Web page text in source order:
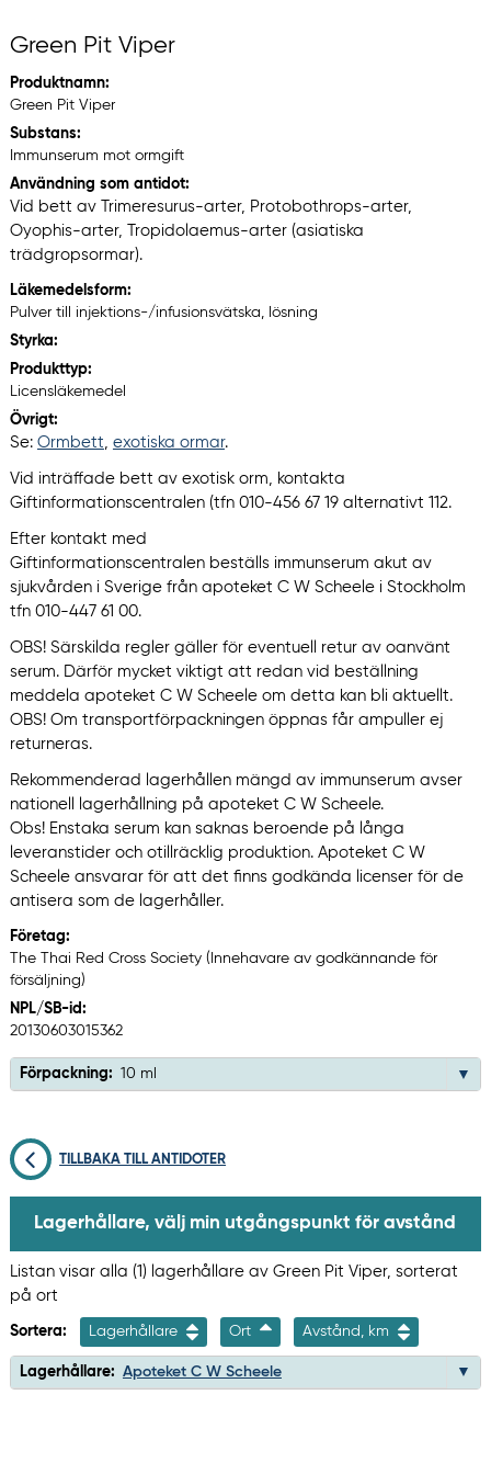
Green Pit Viper
Produktnamn:
Green Pit Viper
Substans:
Immunserum mot ormgift
Användning som antidot:
Vid bett av Trimeresurus-arter, Protobothrops-arter,
Oyophis-arter, Tropidolaemus-arter (asiatiska
trädgropsormar).
Läkemedelsform:
Pulver till injektions-/infusionsvätska, lösning
Styrka:
Produkttyp:
Licensläkemedel
Övrigt:
Se: Ormbett, exotiska ormar.
Vid inträffade bett av exotisk orm, kontakta
Giftinformationscentralen (tfn 010-456 67 19 alternativt 112.
Efter kontakt med
Giftinformationscentralen beställs immunserum akut av
sjukvården i Sverige från apoteket C W Scheele i Stockholm
tfn 010-447 61 00.
OBS! Särskilda regler gäller för eventuell retur av oanvänt
serum. Därför mycket viktigt att redan vid beställning
meddela apoteket C W Scheele om detta kan bli aktuellt.
OBS! Om transportförpackningen öppnas får ampuller ej
returneras.
Rekommenderad lagerhållen mängd av immunserum avser
nationell lagerhållning på apoteket C W Scheele.
Obs! Enstaka serum kan saknas beroende på långa
leveranstider och otillräcklig produktion. Apoteket C W
Scheele ansvarar för att det finns godkända licenser för de
antisera som de lagerhåller.
Företag:
The Thai Red Cross Society (Innehavare av godkännande för
försäljning)
NPL/SB-id:
20130603015362
Förpackning: 10 ml
TILLBAKA TILL ANTIDOTER
Lagerhållare, välj min utgångspunkt för avstånd
Listan visar alla (1) lagerhållare av Green Pit Viper, sorterat
på ort
Sortera: Lagerhållare Ort Avstånd, km
Lagerhållare: Apoteket C W Scheele